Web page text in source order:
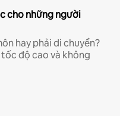
cho những người
hay phải di chuyển?
độ cao và không